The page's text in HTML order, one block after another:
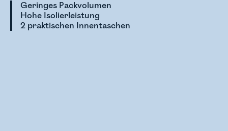
Geringes Packvolumen
Hohe Isolierleistung
2 praktischen Innentaschen